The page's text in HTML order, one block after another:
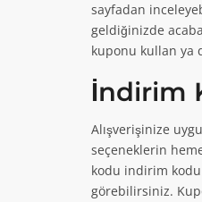
sayfadan
geldiğinizde
kuponu kullan ya
İndirim
Alışverişinize
seçeneklerin
kodu indirim
görebilirsiniz.